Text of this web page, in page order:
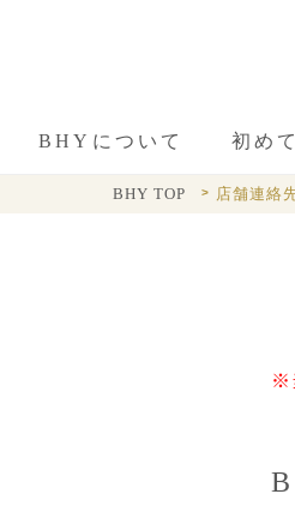
BHYについて 初め
BHY TOP 店舗連絡
※